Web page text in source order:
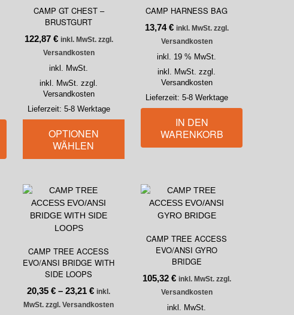
CAMP GT CHEST –
BRUSTGURT
122,87 € inkl. MwSt. zzgl.
Versandkosten
inkl. MwSt.
inkl. MwSt. zzgl.
Versandkosten
Lieferzeit: 5-8 Werktage
OPTIONEN
WÄHLEN
CAMP HARNESS BAG
13,74€ inkl. MwSt. zzgl.
Versandkosten
inkl. 19 % MwSt.
inkl. MwSt. zzgl.
Versandkosten
Lieferzeit: 5-8 Werktage
IN DEN
WARENKORB
CAMP TREE ACCESS
EVO/ANSI BRIDGE WITH
SIDE LOOPS
20,35€ –23,21€ inkl.
MwSt. zzgl. Versandkosten
CAMP TREE ACCESS
EVO/ANSI GYRO
BRIDGE
105,32 € inkl. MwSt. zzgl.
Versandkosten
inkl. MwSt.